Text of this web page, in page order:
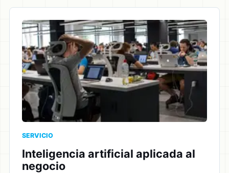
SERVICIO
Inteligencia artificial aplicada al
negocio